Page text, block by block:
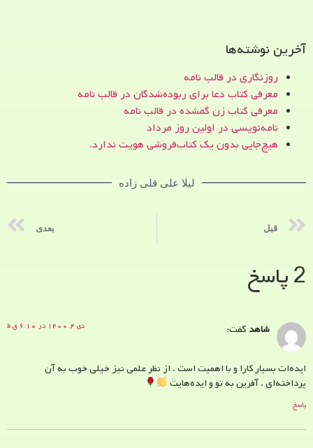
آخرین نوشته‌ها
روزنگاری در قالب نامه
معرفی کتاب دعا برای ربوده‌شدگان در قالب نامه
معرفی کتاب زن‌ گمشده در قالب نامه
نامه‌نویسی در اولین روز مرداد
هیچ‌جایی بدون یک کتاب‌فروشی هویت ندارد.
لیلا علی قلی زاده
قبل بعدی
2 پاسخ
شاهد گفت: دی ۴, ۱۴۰۰ در ۶:۱۰ ق.ظ
ایده‌ات بسیار کارا و با اهمیت است . از نظر علمی نیز خیلی خوب به آن
پرداخته‌ای . آفرین به تو و ایده‌هایت
پاسخ